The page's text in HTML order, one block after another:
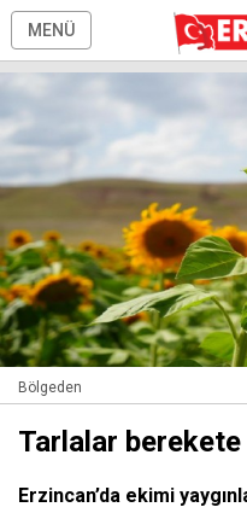
MENÜ
Bölgeden
Tarlalar berekete
Erzincan’da ekimi